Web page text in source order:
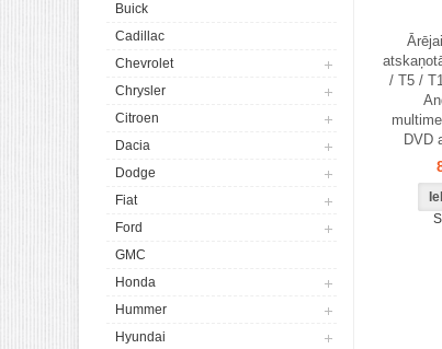
Buick
Cadillac
Chevrolet
Chrysler
Citroen
Dacia
Dodge
Fiat
Ford
GMC
Honda
Hummer
Hyundai
/ T5 /
DVD